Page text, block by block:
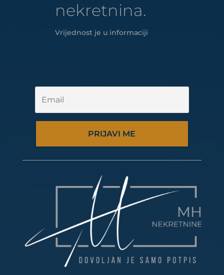
nekretnina.
Vrijednost je u informaciji
PRIJAVI ME